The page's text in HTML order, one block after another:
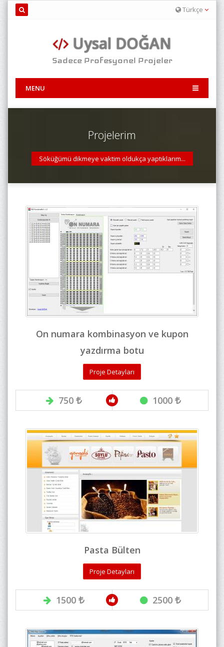
Türkçe
Uysal DOĞAN
Sadece Profesyonel Projeler
MENU
Projelerim
Söküğümü dikmeye vaktim oldukça yaptıklarım...
On numara kombinasyon ve kupon
yazdırma botu
Proje Detayları
750 1000
Pasta Bülten
Proje Detayları
1500 2500